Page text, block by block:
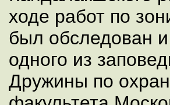
ходе работ по
был обследован
одного из
Дружины по